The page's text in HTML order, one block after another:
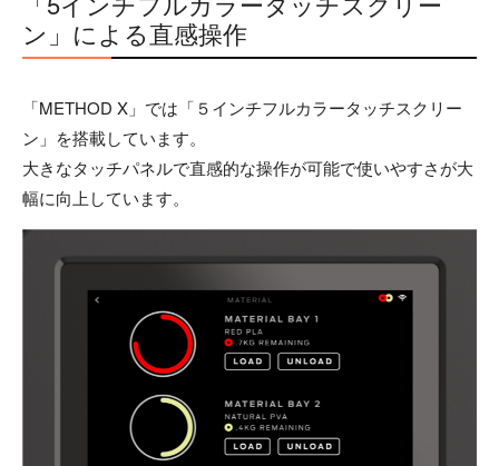
ン」による直感操作
「METHOD X」では「５インチフルカラータッチスクリー
ン」を搭載しています。
大きなタッチパネルで直感的な操作が可能で使いやすさが大
幅に向上しています。